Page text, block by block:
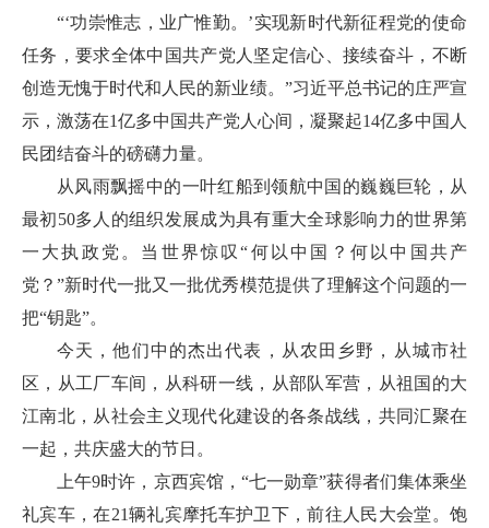
“‘功崇惟志，业广惟勤。’实现新时代新征程党的使命
任务，要求全体中国共产党人坚定信心、接续奋斗，不断
创造无愧于时代和人民的新业绩。”习近平总书记的庄严宣
示，激荡在1亿多中国共产党人心间，凝聚起14亿多中国人
民团结奋斗的磅礴力量。
从风雨飘摇中的一叶红船到领航中国的巍巍巨轮，从
最初50多人的组织发展成为具有重大全球影响力的世界第
一大执政党。当世界惊叹“何以中国？何以中国共产
党？”新时代一批又一批优秀模范提供了理解这个问题的一
把“钥匙”。
今天，他们中的杰出代表，从农田乡野，从城市社
区，从工厂车间，从科研一线，从部队军营，从祖国的大
江南北，从社会主义现代化建设的各条战线，共同汇聚在
一起，共庆盛大的节日。
上午9时许，京西宾馆，“七一勋章”获得者们集体乘坐
礼宾车，在21辆礼宾摩托车护卫下，前往人民大会堂。饱